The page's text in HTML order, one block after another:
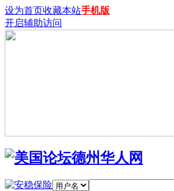
设为首页收藏本站手机版
开启辅助访问